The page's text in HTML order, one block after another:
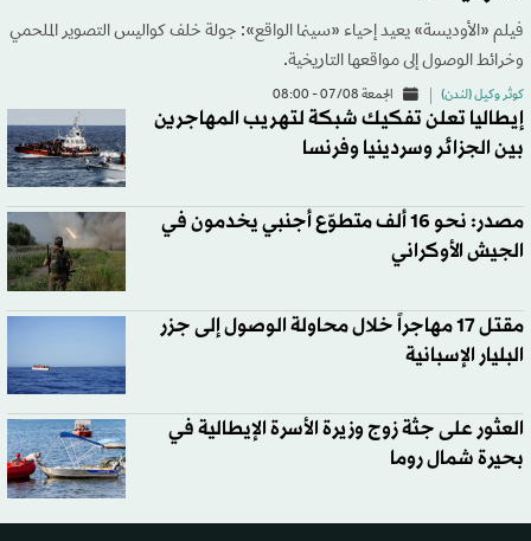
فيلم «الأوديسة» يعيد إحياء «سينما الواقع»: جولة خلف كواليس التصوير الملحمي
وخرائط الوصول إلى مواقعها التاريخية.
كوثر وكيل (لندن) الجمعة 07/08 - 08:00
إيطاليا تعلن تفكيك شبكة لتهريب المهاجرين
بين الجزائر وسردينيا وفرنسا
مصدر: نحو 16 ألف متطوّع أجنبي يخدمون في
الجيش الأوكراني
مقتل 17 مهاجراً خلال محاولة الوصول إلى جزر
البليار الإسبانية
العثور على جثة زوج وزيرة الأسرة الإيطالية في
بحيرة شمال روما